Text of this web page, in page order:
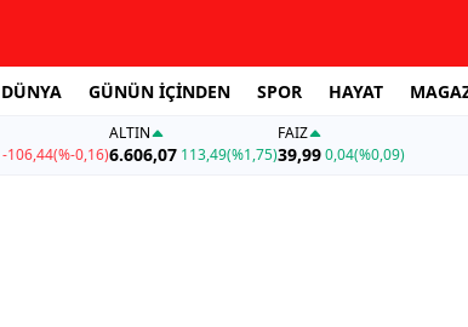
DÜNYA GÜNÜN İÇİNDEN SPOR HAYAT
-106,44(%-0,16)
ALTIN
6.606,07 113,49(%1,75)
FAİZ
39,990,04(%0,09)